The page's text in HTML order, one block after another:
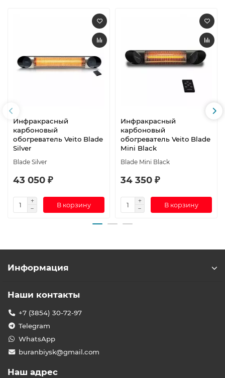
Инфракрасный
карбоновый
обогреватель Veito Blade
Silver
Blade Silver
43 050 ₽
В корзину
Инфракрасный
карбоновый
обогреватель Veito Blade
Mini Black
Blade Mini Black
34 350 ₽
В корзину
Информация
Наши контакты
+7 (3854) 30-72-97
Telegram
WhatsApp
buranbiysk@gmail.com
Наш адрес